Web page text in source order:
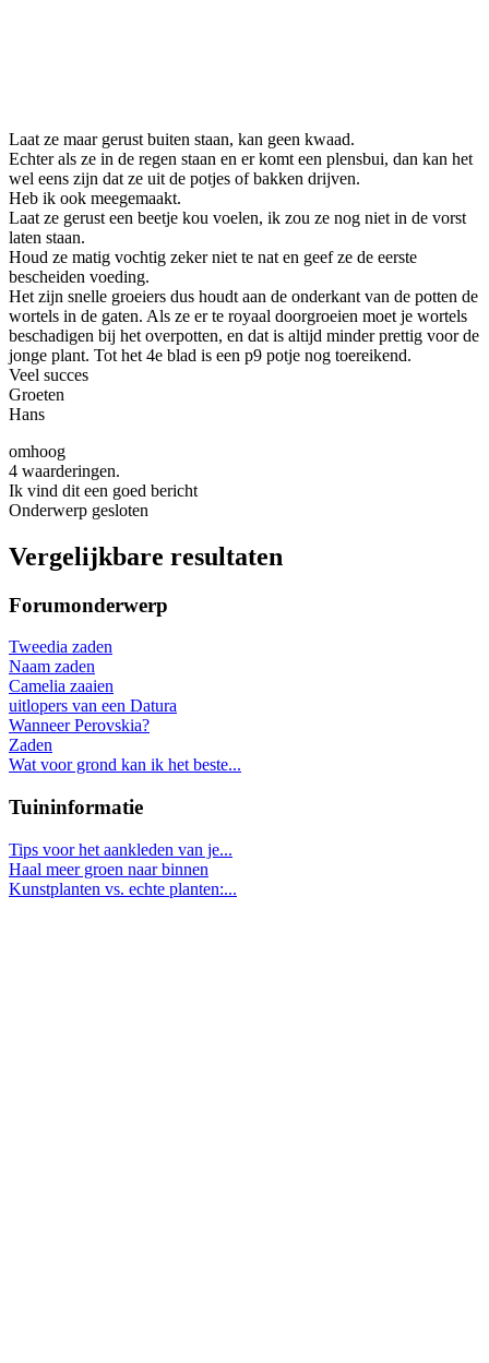
Laat ze maar gerust buiten staan, kan geen kwaad.
Echter als ze in de regen staan en er komt een plensbui, dan kan het
wel eens zijn dat ze uit de potjes of bakken drijven.
Heb ik ook meegemaakt.
Laat ze gerust een beetje kou voelen, ik zou ze nog niet in de vorst
laten staan.
Houd ze matig vochtig zeker niet te nat en geef ze de eerste
bescheiden voeding.
Het zijn snelle groeiers dus houdt aan de onderkant van de potten de
wortels in de gaten. Als ze er te royaal doorgroeien moet je wortels
beschadigen bij het overpotten, en dat is altijd minder prettig voor de
jonge plant. Tot het 4e blad is een p9 potje nog toereikend.
Veel succes
Groeten
Hans
omhoog
4 waarderingen.
Ik vind dit een goed bericht
Onderwerp gesloten
Vergelijkbare resultaten
Forumonderwerp
Tweedia zaden
Naam zaden
Camelia zaaien
uitlopers van een Datura
Wanneer Perovskia?
Zaden
Wat voor grond kan ik het beste...
Tuininformatie
Tips voor het aankleden van je...
Haal meer groen naar binnen
Kunstplanten vs. echte planten:...